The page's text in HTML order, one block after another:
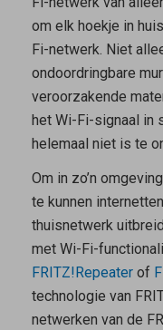
om elk hoekje in
Fi-netwerk. Niet
ondoordringbare
veroorzakende
het Wi-Fi-signaal in
helemaal niet is te
Om in zo’n
te kunnen
thuisnetwerk
met Wi-Fi-
FRITZ!Repeaterof
technologie van
netwerken van de